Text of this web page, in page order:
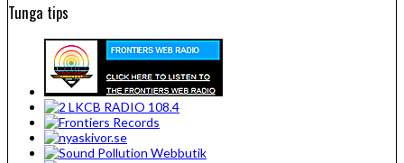
Tunga tips